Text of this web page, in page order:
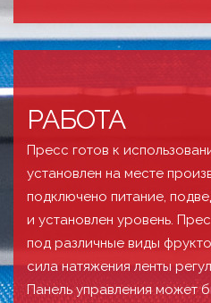
РАБОТА
Пресс готов к
установлен на месте
подключено питание,
и установлен уровень.
под различные виды
сила натяжения ленты
Панель управления может